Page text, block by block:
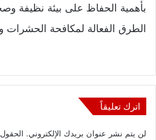
بأهمية الحفاظ على بيئة نظيفة
الطرق الفعالة لمكافحة الحشرات
اترك تعليقاً
لن يتم نشر عنوان بريدك الإلكتروني. الحقول